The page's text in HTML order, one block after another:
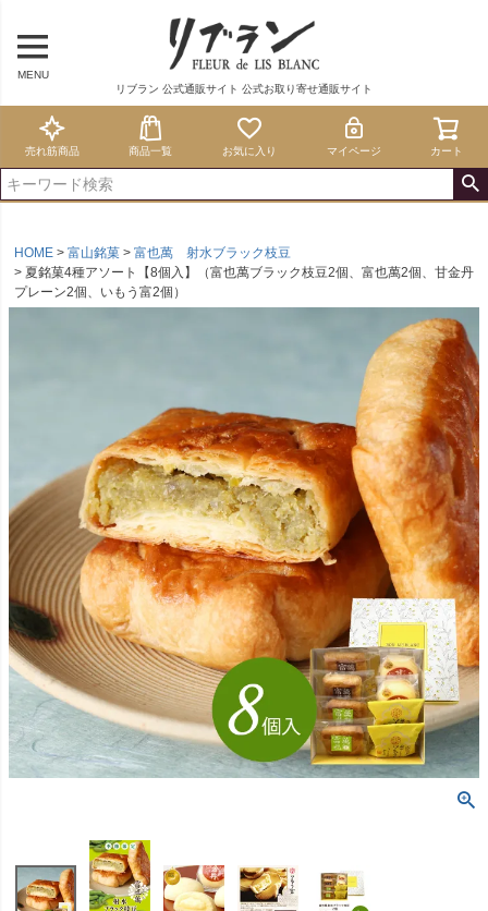
MENU
リブラン 公式通販サイト 公式お取り寄せ通販サイト
売れ筋商品 商品一覧 お気に入り マイページ カート
HOME 富山銘菓
富也萬 射水ブラック枝豆
夏銘菓4種アソート【8個入】（富也萬ブラック枝豆2個、富也萬2個、甘金丹
プレーン2個、いもう富2個）